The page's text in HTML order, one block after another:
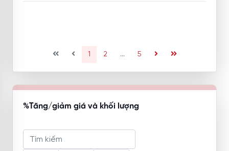
1 (current)
2 ... 5
%Tăng/giảm giá và khối lượng